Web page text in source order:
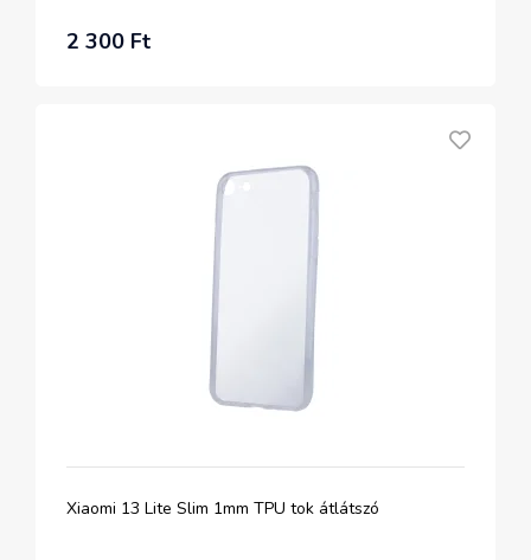
2 300 Ft
Xiaomi 13 Lite Slim 1mm TPU tok átlátszó